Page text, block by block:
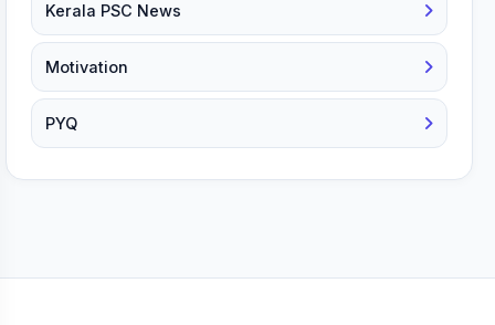
Kerala PSC News
Motivation
PYQ